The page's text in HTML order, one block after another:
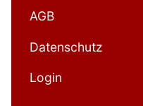
AGB
Datenschutz
Login